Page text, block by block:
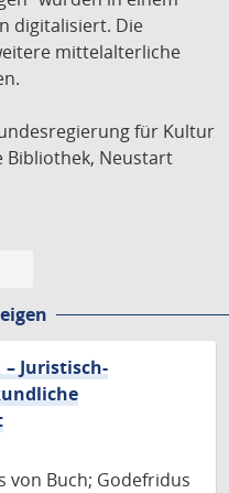
digitalisiert. Die
mittelalterliche
für Kultur
Bibliothek, Neustart
– Juristisch-
von Buch; Godefridus